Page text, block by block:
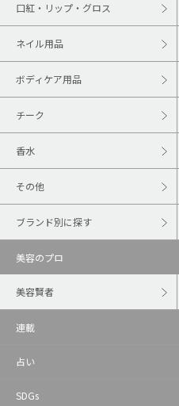
口紅・リップ・グロス
ネイル用品
ボディケア用品
チーク
香水
その他
ブランド別に探す
美容のプロ
美容賢者
連載
占い
SDGs